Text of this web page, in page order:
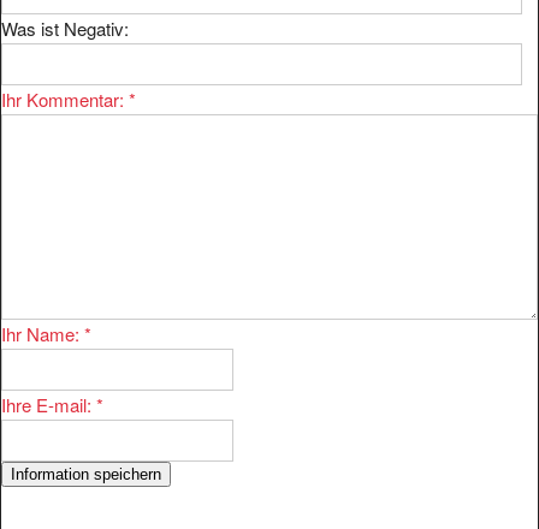
Was ist Negativ:
Ihr Kommentar: *
Ihr Name: *
Ihre E-mail: *